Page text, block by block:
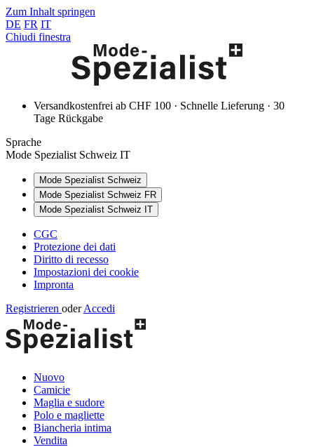
Zum Inhalt springen
DE FR IT
Chiudi finestra
Versandkostenfrei ab CHF 100 · Schnelle Lieferung · 30
Tage Rückgabe
Sprache
Mode Spezialist Schweiz IT
Mode Spezialist Schweiz
Mode Spezialist Schweiz FR
Mode Spezialist Schweiz IT
CGC
Protezione dei dati
Diritto di recesso
Impostazioni dei cookie
Impronta
Registrieren oder Accedi
Nuovo
Camicie
Maglia e sudore
Polo e magliette
Biancheria intima
Vendita